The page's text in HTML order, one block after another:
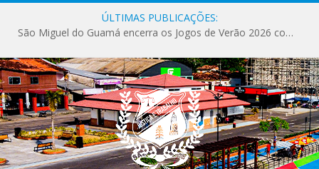
ÚLTIMAS PUBLICAÇÕES:
São Miguel do Guamá encerra os Jogos de Verão 2026 com sucesso de público e competições.